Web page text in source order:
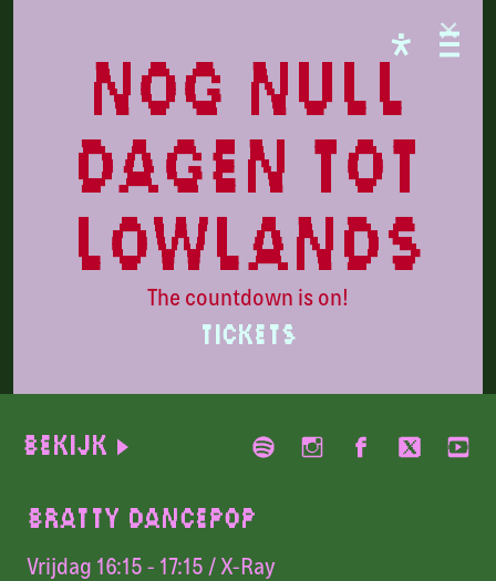
nog null
dagen tot
lowlands
The countdown is on!
TICKETS
Rose Gray
Bekijk
BRATTY DANCEPOP
Vrijdag 16:15 - 17:15 / X-Ray